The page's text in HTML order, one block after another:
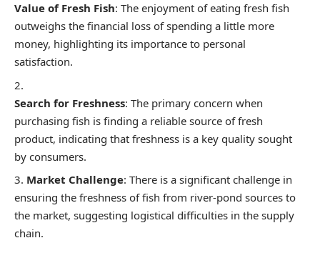
Value of Fresh Fish: The enjoyment of eating fresh fish
outweighs the financial loss of spending a little more
money, highlighting its importance to personal
satisfaction.
Search for Freshness: The primary concern when
purchasing fish is finding a reliable source of fresh
product, indicating that freshness is a key quality sought
by consumers.
Market Challenge: There is a significant challenge in
ensuring the freshness of fish from river-pond sources to
the market, suggesting logistical difficulties in the supply
chain.